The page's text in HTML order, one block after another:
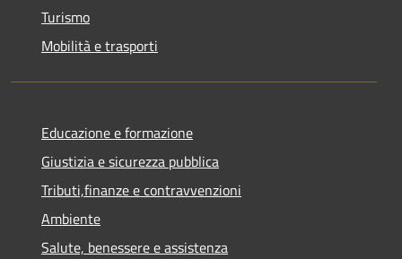
Turismo
Mobilità e trasporti
Educazione e formazione
Giustizia e sicurezza pubblica
Tributi,finanze e contravvenzioni
Ambiente
Salute, benessere e assistenza